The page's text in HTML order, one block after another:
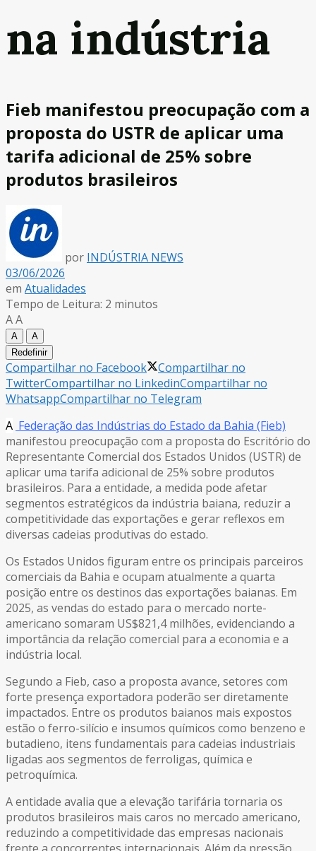
na indústria
Fieb manifestou preocupação com a
proposta do USTR de aplicar uma
tarifa adicional de 25% sobre
produtos brasileiros
por INDÚSTRIA NEWS
03/06/2026
em Atualidades
Tempo de Leitura: 2 minutos
AA
A
A
Redefinir
Compartilhar no Facebook
Compartilhar no
TwitterCompartilhar no LinkedinCompartilhar no
WhatsappCompartilhar no Telegram
A Federação das Indústrias do Estado da Bahia (Fieb)
manifestou preocupação com a proposta do Escritório do
Representante Comercial dos Estados Unidos (USTR) de
aplicar uma tarifa adicional de 25% sobre produtos
brasileiros. Para a entidade, a medida pode afetar
segmentos estratégicos da indústria baiana, reduzir a
competitividade das exportações e gerar reflexos em
diversas cadeias produtivas do estado.
Os Estados Unidos figuram entre os principais parceiros
comerciais da Bahia e ocupam atualmente a quarta
posição entre os destinos das exportações baianas. Em
2025, as vendas do estado para o mercado norte-
americano somaram US$821,4 milhões, evidenciando a
importância da relação comercial para a economia e a
indústria local.
Segundo a Fieb, caso a proposta avance, setores com
forte presença exportadora poderão ser diretamente
impactados. Entre os produtos baianos mais expostos
estão o ferro-silício e insumos químicos como benzeno e
butadieno, itens fundamentais para cadeias industriais
ligadas aos segmentos de ferroligas, química e
petroquímica.
A entidade avalia que a elevação tarifária tornaria os
produtos brasileiros mais caros no mercado americano,
reduzindo a competitividade das empresas nacionais